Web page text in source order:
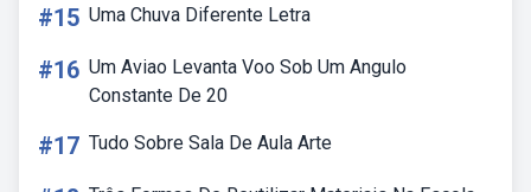
#15 Uma Chuva Diferente Letra
#16 Um Aviao Levanta Voo Sob Um Angulo
Constante De 20
#17 Tudo Sobre Sala De Aula Arte